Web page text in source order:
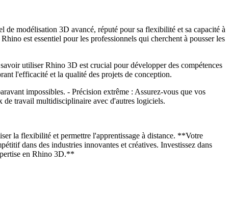
modélisation 3D avancé, réputé pour sa flexibilité et sa capacité à
est essentiel pour les professionnels qui cherchent à pousser les
utiliser Rhino 3D est crucial pour développer des compétences
l'efficacité et la qualité des projets de conception.
impossibles. - Précision extrême : Assurez-vous que vos
travail multidisciplinaire avec d'autres logiciels.
la flexibilité et permettre l'apprentissage à distance. **Votre
dans des industries innovantes et créatives. Investissez dans
en Rhino 3D.**